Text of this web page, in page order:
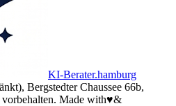
KI-Berater.hamburg
Bergstedter Chaussee 66b,
Made with♥&